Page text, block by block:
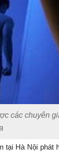
các chuyên
tại Hà Nội phát